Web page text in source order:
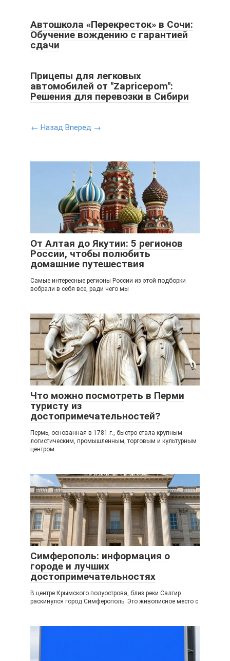
Автошкола «Перекресток» в Сочи:
Обучение вождению с гарантией
сдачи
Прицепы для легковых
автомобилей от "Zapricepom":
Решения для перевозки в Сибири
← Назад Вперед →
От Алтая до Якутии: 5 регионов
России, чтобы полюбить
домашние путешествия
Самые интересные регионы России из этой подборки
вобрали в себя все, ради чего мы
Что можно посмотреть в Перми
туристу из
достопримечательностей?
Пермь, основанная в 1781 г., быстро стала крупным
логистическим, промышленным, торговым и культурным
центром
Симферополь: информация о
городе и лучших
достопримечательностях
В центре Крымского полуострова, близ реки Салгир
раскинулся город Симферополь. Это живописное место с